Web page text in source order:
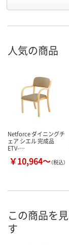
人気の商品
Netforce ダイニングチ
ェア シエル 完成品
ETV-…
￥10,964～（税込）
この商品を
す